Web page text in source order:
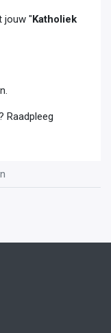
jouw "Katholiek
Raadpleeg